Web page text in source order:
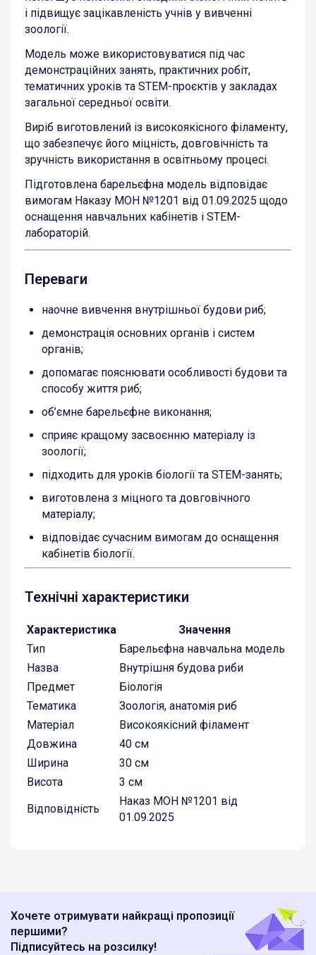
і підвищує зацікавленість учнів у вивченні
зоології.
Модель може використовуватися під час
демонстраційних занять, практичних робіт,
тематичних уроків та STEM-проєктів у закладах
загальної середньої освіти.
Виріб виготовлений із високоякісного філаменту,
що забезпечує його міцність, довговічність та
зручність використання в освітньому процесі.
Підготовлена барельєфна модель відповідає
вимогам Наказу МОН №1201 від 01.09.2025 щодо
оснащення навчальних кабінетів і STEM-
лабораторій.
Переваги
наочне вивчення внутрішньої будови риб;
демонстрація основних органів і систем
органів;
допомагає пояснювати особливості будови та
способу життя риб;
об’ємне барельєфне виконання;
сприяє кращому засвоєнню матеріалу із
зоології;
підходить для уроків біології та STEM-занять;
виготовлена з міцного та довговічного
матеріалу;
відповідає сучасним вимогам до оснащення
кабінетів біології.
Технічні характеристики
Характеристика
Значення
Тип
Барельєфна навчальна модель
Назва
Внутрішня будова риби
Предмет
Біологія
Тематика
Зоологія, анатомія риб
Матеріал
Високоякісний філамент
Довжина
40 см
Ширина
30 см
Висота
3 см
Відповідність
Наказ МОН №1201 від
01.09.2025
Хочете отримувати найкращі пропозиції
першими?
Підписуйтесь на розсилку!